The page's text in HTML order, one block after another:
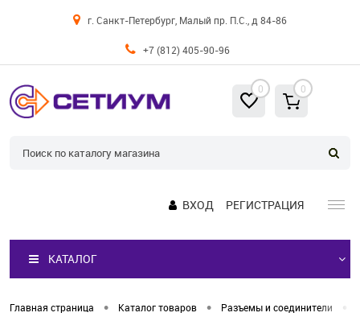
г. Санкт-Петербург, Малый пр. П.С., д 84-86
+7 (812) 405-90-96
0 0
ВХОД РЕГИСТРАЦИЯ
КАТАЛОГ
Главная страница • Каталог товаров • Разъемы и соединители